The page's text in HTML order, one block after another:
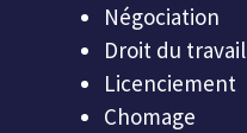
Négociation
Droit du travail
Licenciement
Chomage